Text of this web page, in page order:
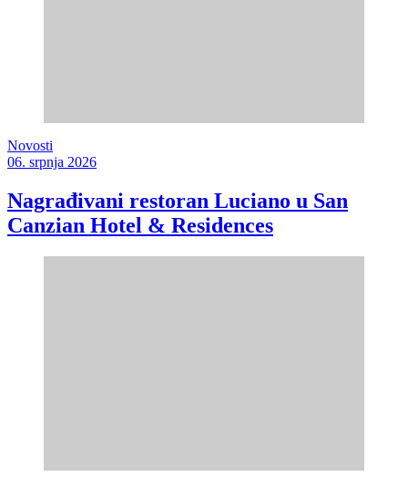
Novosti
06. srpnja 2026
Nagrađivani restoran Luciano u San
Canzian Hotel & Residences